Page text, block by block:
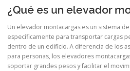
¿Qué es un elevador
Un elevador montacargas es un sistema
específicamente para transportar cargas
dentro de un edificio. A diferencia de los
para personas, los elevadores
soportar grandes pesos y facilitar el